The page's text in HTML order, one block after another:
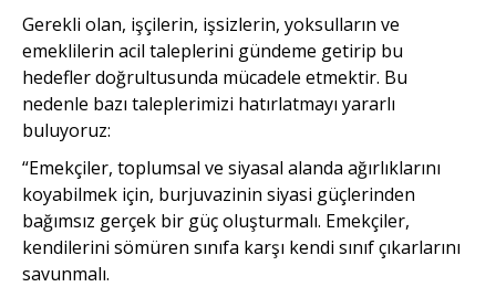
Gerekli olan, işçilerin, işsizlerin, yoksulların ve
emeklilerin acil taleplerini gündeme getirip bu
hedefler doğrultusunda mücadele etmektir. Bu
nedenle bazı taleplerimizi hatırlatmayı yararlı
buluyoruz:
“Emekçiler, toplumsal ve siyasal alanda ağırlıklarını
koyabilmek için, burjuvazinin siyasi güçlerinden
bağımsız gerçek bir güç oluşturmalı. Emekçiler,
kendilerini sömüren sınıfa karşı kendi sınıf çıkarlarını
savunmalı.